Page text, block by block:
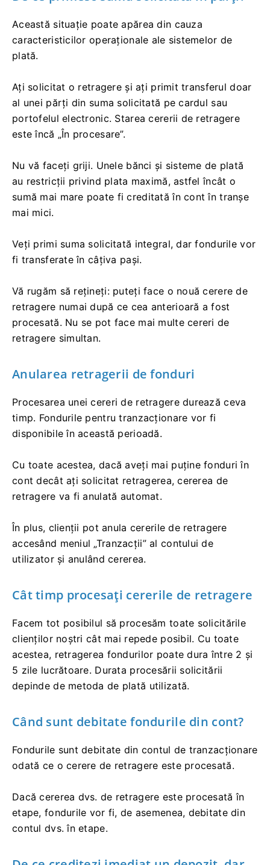
Această situație poate apărea din cauza
caracteristicilor operaționale ale sistemelor de
plată.
Ați solicitat o retragere și ați primit transferul doar
al unei părți din suma solicitată pe cardul sau
portofelul electronic. Starea cererii de retragere
este încă „În procesare”.
Nu vă faceți griji. Unele bănci și sisteme de plată
au restricții privind plata maximă, astfel încât o
sumă mai mare poate fi creditată în cont în tranșe
mai mici.
Veți primi suma solicitată integral, dar fondurile vor
fi transferate în câțiva pași.
Vă rugăm să rețineți: puteți face o nouă cerere de
retragere numai după ce cea anterioară a fost
procesată. Nu se pot face mai multe cereri de
retragere simultan.
Anularea retragerii de fonduri
Procesarea unei cereri de retragere durează ceva
timp. Fondurile pentru tranzacționare vor fi
disponibile în această perioadă.
Cu toate acestea, dacă aveți mai puține fonduri în
cont decât ați solicitat retragerea, cererea de
retragere va fi anulată automat.
În plus, clienții pot anula cererile de retragere
accesând meniul „Tranzacții” al contului de
utilizator și anulând cererea.
Cât timp procesați cererile de retragere
Facem tot posibilul să procesăm toate solicitările
clienților noștri cât mai repede posibil. Cu toate
acestea, retragerea fondurilor poate dura între 2 și
5 zile lucrătoare. Durata procesării solicitării
depinde de metoda de plată utilizată.
Când sunt debitate fondurile din cont?
Fondurile sunt debitate din contul de tranzacționare
odată ce o cerere de retragere este procesată.
Dacă cererea dvs. de retragere este procesată în
etape, fondurile vor fi, de asemenea, debitate din
contul dvs. în etape.